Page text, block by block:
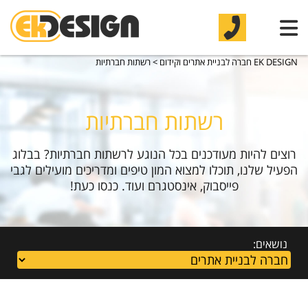
EK DESIGN חברה לבניית אתרים וקידום >רשתות חברתיות
רשתות חברתיות
רוצים להיות מעודכנים בכל הנוגע לרשתות חברתיות? בבלוג
הפעיל שלנו, תוכלו למצוא המון טיפים ומדריכים מועילים לגבי
פייסבוק, אינסטגרם ועוד. כנסו כעת!
נושאים: